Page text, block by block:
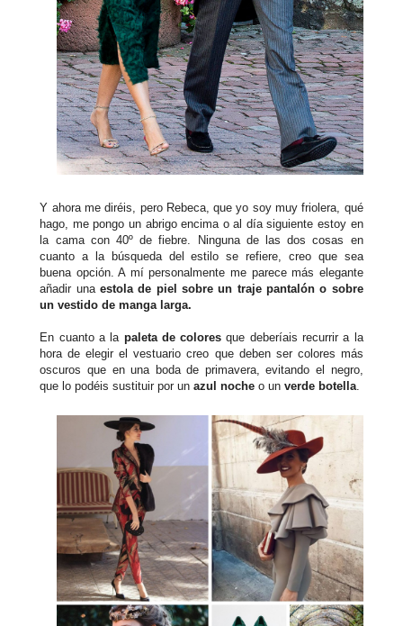
Y ahora me diréis, pero Rebeca, que yo soy muy friolera, qué
hago, me pongo un abrigo encima o al día siguiente estoy en
la cama con 40º de fiebre. Ninguna de las dos cosas en
cuanto a la búsqueda del estilo se refiere, creo que sea
buena opción. A mí personalmente me parece más elegante
añadir unaestola de piel sobre un traje pantalón o sobre
un vestido de manga larga.
En cuanto a la paleta de colores que deberíais recurrir a la
hora de elegir el vestuario creo que deben ser colores más
oscuros que en una boda de primavera, evitando el negro,
que lo podéis sustituir por unazul noche o unverde botella